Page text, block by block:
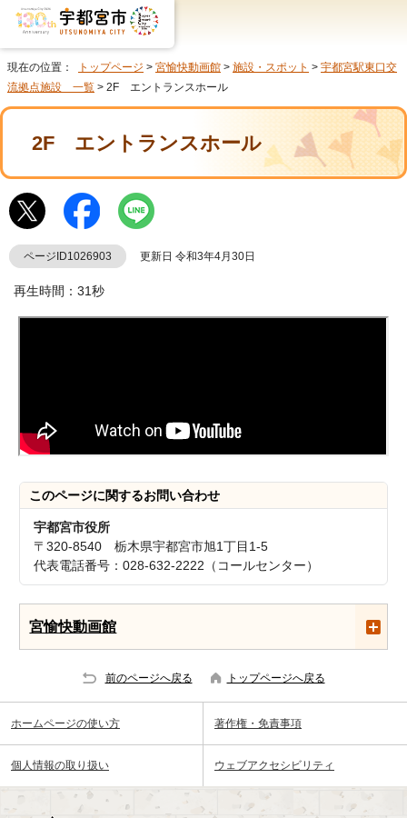
現在の位置： トップページ > 宮愉快動画館 > 施設・スポット > 宇都宮駅東口交
流拠点施設 一覧 > 2F エントランスホール
2F エントランスホール
ページID1026903 更新日 令和3年4月30日
再生時間：31秒
このページに関するお問い合わせ
宇都宮市役所
〒320-8540 栃木県宇都宮市旭1丁目1-5
代表電話番号：028-632-2222（コールセンター）
宮愉快動画館
前のページへ戻る トップページへ戻る
ホームページの使い方 著作権・免責事項
個人情報の取り扱い ウェブアクセシビリティ